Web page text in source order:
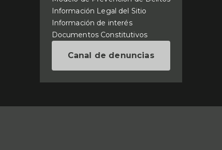
Información Legal del Sitio
Información de interés
Documentos Constitutivos
Canal de denuncias